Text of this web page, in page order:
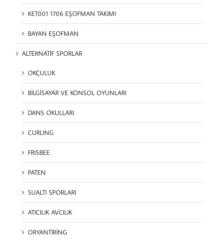
KET001 1706 EŞOFMAN TAKIMI
BAYAN EŞOFMAN
ALTERNATİF SPORLAR
OKÇULUK
BİLGİSAYAR VE KONSOL OYUNLARI
DANS OKULLARI
CURLING
FRISBEE
PATEN
SUALTI SPORLARI
ATICILIK AVCILIK
ORYANTİRİNG